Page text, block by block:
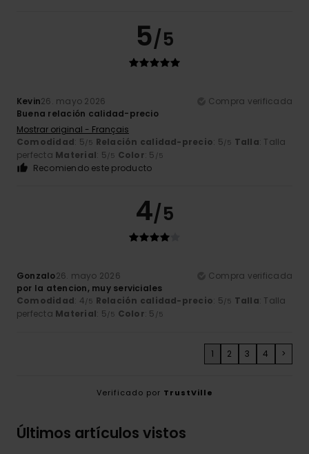
5/5
Kevin26. mayo 2026
Compra verificada
Buena relación calidad-precio
Mostrar original - Français
Comodidad: 5/5 Relación calidad-precio: 5/5 Talla: Talla
perfecta Material: 5/5 Color: 5 /5
Recomiendo este producto
4/5
Gonzalo26. mayo 2026
Compra verificada
por la atencion, muy serviciales
Comodidad: 4/5 Relación calidad-precio: 5/5 Talla: Talla
perfecta Material: 5/5 Color: 5 /5
1 2 3 4 >
Verificado por TrustVille
Últimos artículos vistos